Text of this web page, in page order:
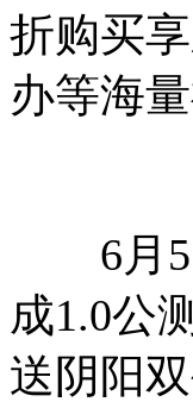
折购买
办等海量
6月5
成1.0公
送阴阳